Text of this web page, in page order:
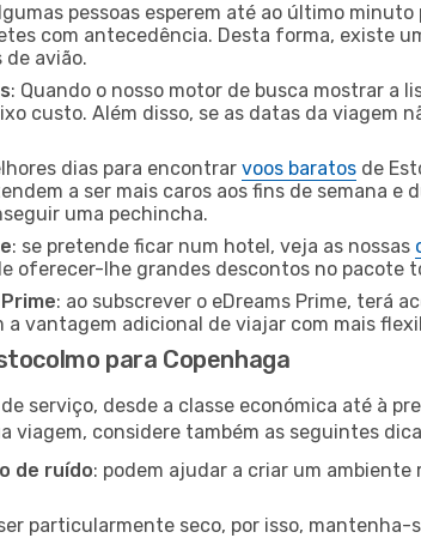
pessoas esperem até ao último
com antecedência. Desta forma, existe
avião.
: Quando o nosso motor de busca mostrar a
custo. Além disso, se as datas da viagem
dias para encontrar voos baratos de
a ser mais caros aos fins de semana e
uma pechincha.
: se pretende ficar num hotel, veja as nossas
oferecer-lhe grandes descontos no pacote
: ao subscrever o eDreams Prime, terá
vantagem adicional de viajar com mais
para Copenhaga
serviço, desde a classe económica até à
viagem, considere também as seguintes
de ruído: podem ajudar a criar um
particularmente seco, por isso,